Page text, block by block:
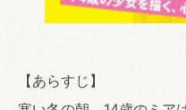
【あらすじ】